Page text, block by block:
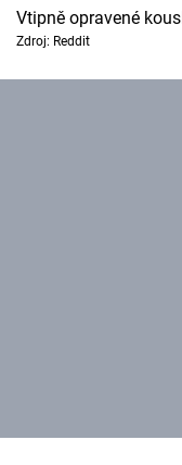
Vtipně opravené
Zdroj: Reddit